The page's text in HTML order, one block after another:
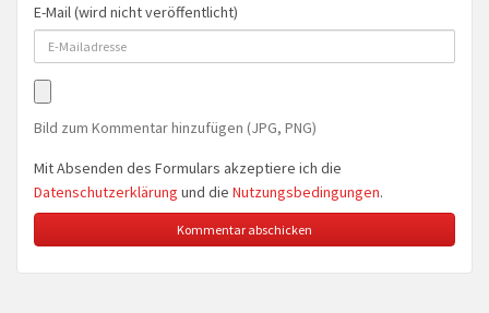
E-Mail (wird nicht veröffentlicht)
Bild zum Kommentar hinzufügen (JPG, PNG)
Mit Absenden des Formulars akzeptiere ich die
Datenschutzerklärung und die Nutzungsbedingungen.